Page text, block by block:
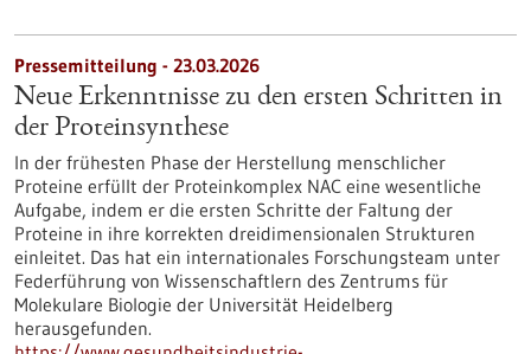
Pressemitteilung - 23.03.2026
Neue Erkenntnisse zu den ersten Schritten in
der Proteinsynthese
In der frühesten Phase der Herstellung menschlicher
Proteine erfüllt der Proteinkomplex NAC eine wesentliche
Aufgabe, indem er die ersten Schritte der Faltung der
Proteine in ihre korrekten dreidimensionalen Strukturen
einleitet. Das hat ein internationales Forschungsteam unter
Federführung von Wissenschaftlern des Zentrums für
Molekulare Biologie der Universität Heidelberg
herausgefunden.